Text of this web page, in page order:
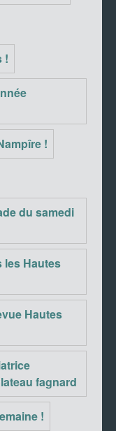
!
!
du samedi
les Hautes
Hautes
fagnard
!